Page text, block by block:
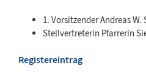
1. Vorsitzender Andreas
Stellvertreterin Pfarrerin
Registereintrag